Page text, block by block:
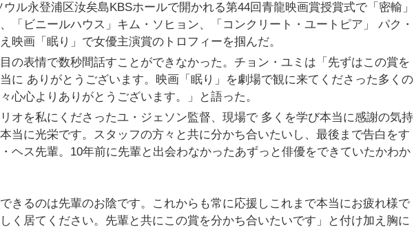
ル永登浦区汝矣島KBSホールで開かれる第44回青龍映画賞授賞式で「密輸」
「ビニールハウス」キム・ソヒョン、「コンクリート・ユートピア」 パク・
映画「眠り」で女優主演賞のトロフィーを掴んだ。
の表情で数秒間話すことができなかった。チョン・ユミは「先ずはこの賞を
に ありがとうございます。映画「眠り」を劇場で観に来てくださった多くの
心心よりありがとうございます。」と語った。
オを私にくださったユ・ジェソン監督、現場で 多くを学び本当に感謝の気持
当に光栄です。スタッフの方々と共に分かち合いたいし、最後まで告白をす
ヘス先輩。10年前に先輩と出会わなかったあずっと俳優をできていたかわか
きるのは先輩のお陰です。これからも常に応援しこれまで本当にお疲れ様で
く居てください。先輩と共にこの賞を分かち合いたいです」と付け加え胸に